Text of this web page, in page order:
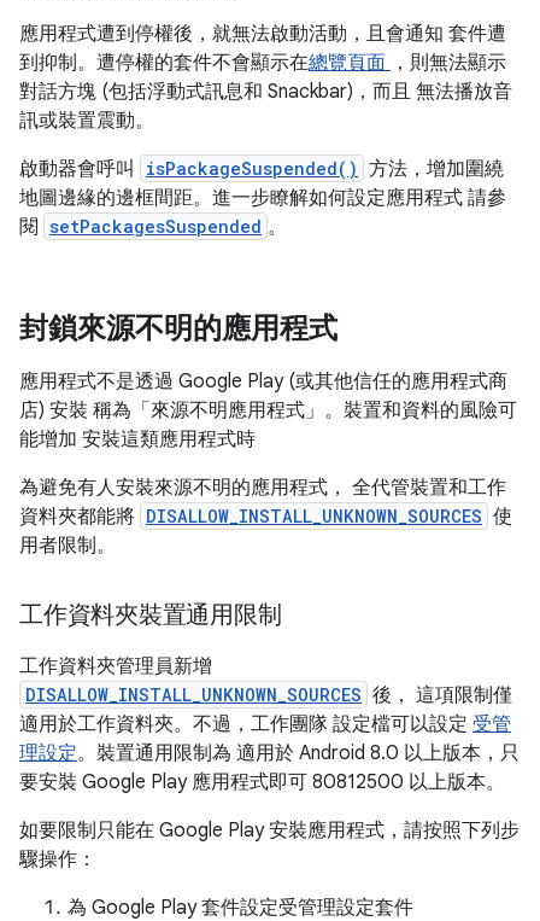
應用程式遭到停權後，就無法啟動活動，且會通知 套件遭
到抑制。遭停權的套件不會顯示在總覽頁面 ，則無法顯示
對話方塊 (包括浮動式訊息和 Snackbar)，而且 無法播放音
訊或裝置震動。
啟動器會呼叫
isPackageSuspended() 方法，增加圍繞
地圖邊緣的邊框間距。進一步瞭解如何設定應用程式 請參
閱 setPackagesSuspended 。
封鎖來源不明的應用程式
應用程式不是透過 Google Play (或其他信任的應用程式商
店) 安裝 稱為「來源不明應用程式」 。裝置和資料的風險可
能增加 安裝這類應用程式時
為避免有人安裝來源不明的應用程式， 全代管裝置和工作
資料夾都能將 DISALLOW_INSTALL_UNKNOWN_SOURCES 使
用者限制。
工作資料夾裝置通用限制
工作資料夾管理員新增
DISALLOW_INSTALL_UNKNOWN_SOURCES 後， 這項限制僅
適用於工作資料夾。不過，工作團隊 設定檔可以設定 受管
理設定。裝置通用限制為 適用於 Android 8.0 以上版本，只
要安裝 Google Play 應用程式即可 80812500 以上版本。
如要限制只能在 Google Play 安裝應用程式，請按照下列步
驟操作：
為 Google Play 套件設定受管理設定套件